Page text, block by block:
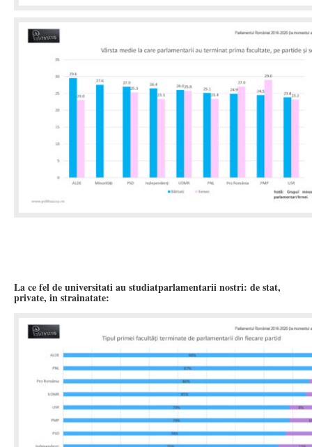
La ce fel de universitati au studiatparlamentarii nostri: de stat,
private, in strainatate: